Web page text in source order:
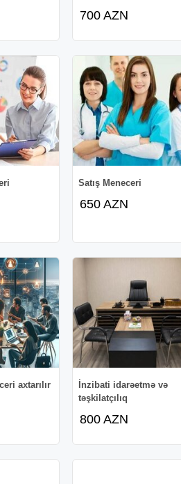
700 AZN
Satış Meneceri
650 AZN
axtarılır
İnzibati idarəetmə və
təşkilatçılıq
800 AZN